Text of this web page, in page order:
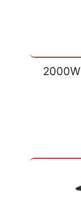
מיחם שבת עד 40 כוסות 2000W